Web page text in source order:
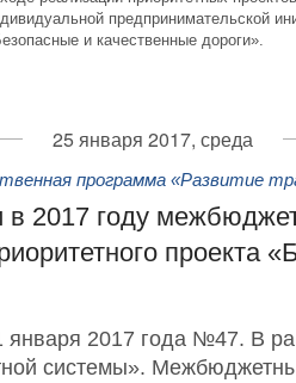
предпринимательской
и качественные дороги».
25 января 2017, среда
программа «Развитие
в 2017 году
проекта
января 2017 года №47. В
системы».